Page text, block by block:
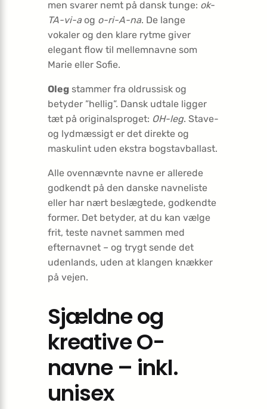
men svarer nemt på dansk tunge: ok-
TA-vi-aog o-ri-A-na. De lange
vokaler og den klare rytme giver
elegant flow til mellemnavne som
Marie eller Sofie.
Oleg stammer fra oldrussisk og
betyder ”hellig”. Dansk udtale ligger
tæt på originalsproget: OH-leg. Stave-
og lydmæssigt er det direkte og
maskulint uden ekstra bogstavballast.
Alle ovennævnte navne er allerede
godkendt på den danske navneliste
eller har nært beslægtede, godkendte
former. Det betyder, at du kan vælge
frit, teste navnet sammen med
efternavnet – og trygt sende det
udenlands, uden at klangen knækker
på vejen.
Sjældne og
kreative O-
navne – inkl.
unisex